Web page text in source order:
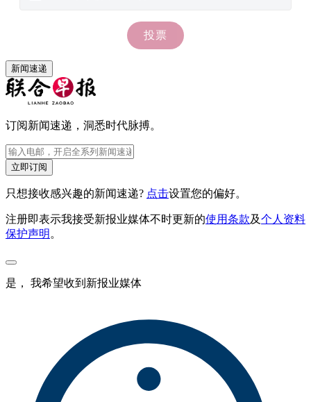
新闻速递
订阅新闻速递，洞悉时代脉搏。
立即订阅
只想接收感兴趣的新闻速递? 点击设置您的偏好。
注册即表示我接受新报业媒体不时更新的使用条款及个人资料
保护声明 。
是， 我希望收到新报业媒体